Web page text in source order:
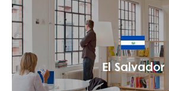
El Salvador